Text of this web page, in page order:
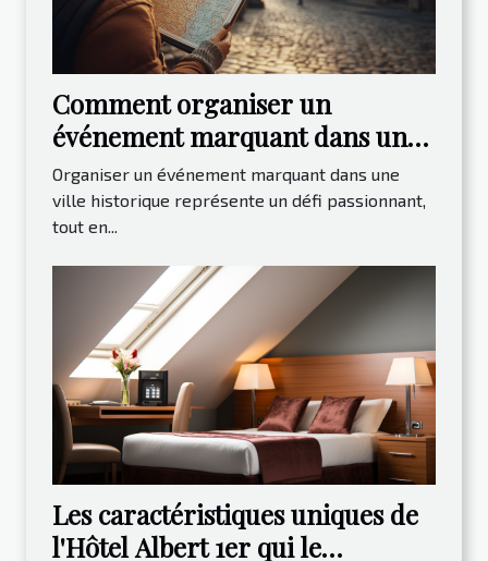
Comment organiser un
événement marquant dans une
ville historique ?
Organiser un événement marquant dans une
ville historique représente un défi passionnant,
tout en...
Les caractéristiques uniques de
l'Hôtel Albert 1er qui le